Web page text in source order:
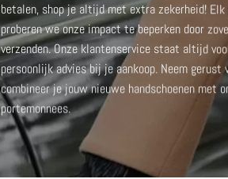
betalen, shop je altijd met extra zekerheid! Elk
proberen we onze impact te beperken door
verzenden.Onze klantenservice staat altijd
persoonlijk advies bij je aankoop. Neem
combineer je jouw nieuwe handschoenen met
portemonnees.